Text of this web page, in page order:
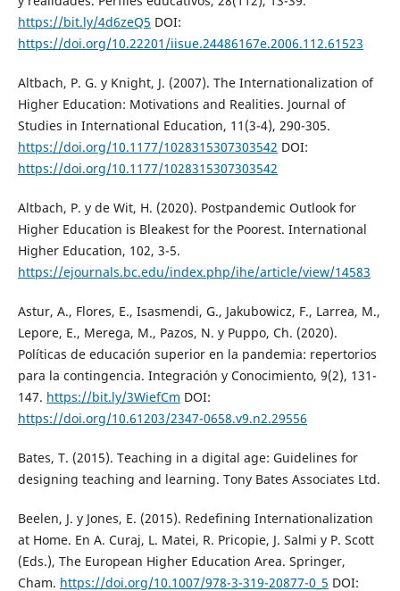
https://bit.ly/4d6zeQ5 DOI:
https://doi.org/10.22201/iisue.24486167e.2006.112.61523
Altbach, P. G. y Knight, J. (2007). The Internationalization of
Higher Education: Motivations and Realities. Journal of
Studies in International Education, 11(3-4), 290-305.
https://doi.org/10.1177/1028315307303542 DOI:
https://doi.org/10.1177/1028315307303542
Altbach, P. y de Wit, H. (2020). Postpandemic Outlook for
Higher Education is Bleakest for the Poorest. International
Higher Education, 102, 3-5.
https://ejournals.bc.edu/index.php/ihe/article/view/14583
Astur, A., Flores, E., Isasmendi, G., Jakubowicz, F., Larrea, M.,
Lepore, E., Merega, M., Pazos, N. y Puppo, Ch. (2020).
Políticas de educación superior en la pandemia: repertorios
para la contingencia. Integración y Conocimiento, 9(2), 131-
147. https://bit.ly/3WiefCm DOI:
https://doi.org/10.61203/2347-0658.v9.n2.29556
Bates, T. (2015). Teaching in a digital age: Guidelines for
designing teaching and learning. Tony Bates Associates Ltd.
Beelen, J. y Jones, E. (2015). Redefining Internationalization
at Home. En A. Curaj, L. Matei, R. Pricopie, J. Salmi y P. Scott
(Eds.), The European Higher Education Area. Springer,
Cham. https://doi.org/10.1007/978-3-319-20877-0_5 DOI: